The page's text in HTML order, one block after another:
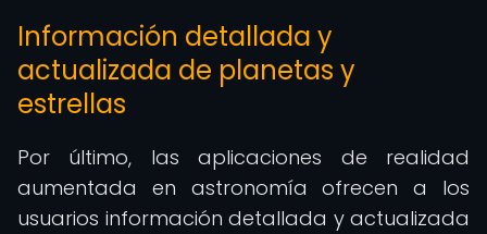
Información detallada y
actualizada de planetas y
estrellas
Por último, las aplicaciones de realidad
aumentada en astronomía ofrecen a los
usuarios información detallada y actualizada